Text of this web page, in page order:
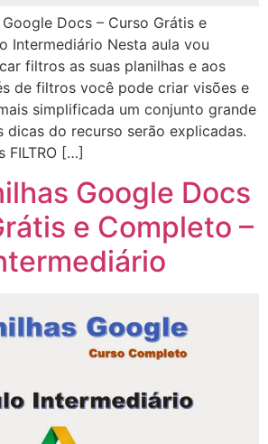
Google Docs – Curso Grátis e
Intermediário Nesta aula vou
filtros as suas planilhas e aos
de filtros você pode criar visões e
simplificada um conjunto grande
dicas do recurso serão explicadas.
FILTRO […]
Google Docs
e Completo –